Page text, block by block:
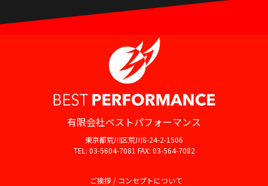
有限会社ベストパフォーマンス
東京都荒川区荒川8-24-2-1506
TEL: 03-5604-7081 FAX: 03-564-7082
ご挨拶 / コンセプトについて